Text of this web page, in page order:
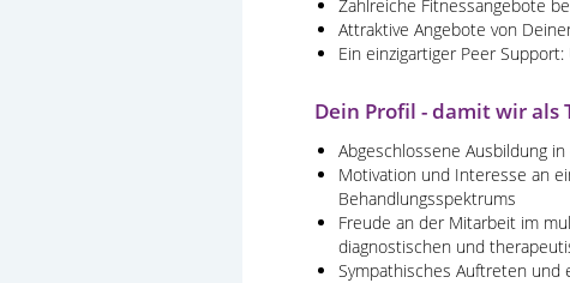
Zahlreiche Fitnessangebote
Attraktive Angebote von
Ein einzigartiger Peer
Dein Profil - damit wir als
Abgeschlossene Ausbildung
Motivation und Interesse an
Behandlungsspektrums
Freude an der Mitarbeit im
diagnostischen und
Sympathisches Auftreten und